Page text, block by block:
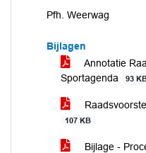
Pfh. Weerwag
Bijlagen
Annotatie
Sportagenda
93
107 KB
Bijlage -